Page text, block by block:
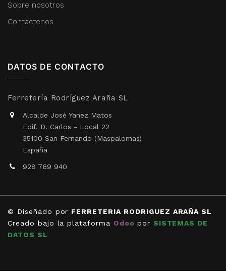
Sobre nosotros
Contáctenos
DATOS DE CONTACTO
Ferretería Rodríguez Araña SL
Alcalde José Yanez Matos
Edif. D. Carlos - Local 22
35100 San Fernando (Maspalomas)
España
928 769 940
© Diseñado por FERRETERIA RODRIGUEZ ARAÑA SL
Creado bajo la plataforma Odoo por SISTEMAS DE
DATOS SL